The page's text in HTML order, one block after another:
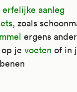
aanleg
, zoals
ergens
je voeten of in